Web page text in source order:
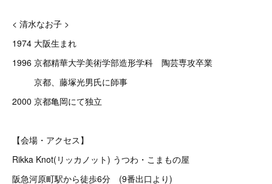
< 清水なお子 >
1974 大阪生まれ
1996 京都精華大学美術学部造形学科 陶芸専攻卒業
京都、藤塚光男氏に師事
2000 京都亀岡にて独立
【会場・アクセス】
Rikka Knot(リッカノット) うつわ・こまもの屋
阪急河原町駅から徒歩6分 (9番出口より)